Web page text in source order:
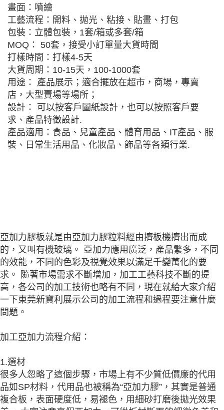
畫面：噴繪
工藝流程：開料、拋光、粘接、貼畫、打包
包裝：立體包裝，1套/箱或多套/箱
MOQ： 50套，接受小訂單量大貨時間
打樣時間：打樣4-5天
大貨周期：10-15天，100-1000套
用途： 產品展示；適合擺放在超市，商場，專賣
店，大型賣場等場所；
設計： 可以按客戶圖紙設計，也可以按照客戶要
求、產品特徵設計.
產品適用：食品、兒童產品、體育用品、IT產品、服
裝、日常生活用品、化妝品、飾品等各類行業.
亞加力膠板就是由亞加力膠粒料經由擠板機擠出而成
的，又叫有機玻璃。 亞加力應用廣泛，產品繁多，不同
的效能，不同的色彩及視覺效果以滿足千變萬化的要
求。 隨著市場需求不斷增加，加工工藝科技不斷的提
高，各公司的加工技術也略有不同，現在就給大家介紹
一下東莞新寶利展示公司的加工流程和過程要注意什麼
問題。
加工亞加力流程介紹：
1.選材
很多人忽略了這個步驟，市場上有不少質低價廉的代用
品如SP材料，代用品也被稱為“亞加力膠”，其實是普通
複合板，表面硬度低，易褪色，用細砂打磨後拋光效果